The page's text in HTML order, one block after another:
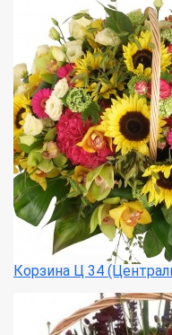
Корзина Ц 34